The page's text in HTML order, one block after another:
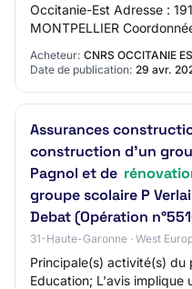
Occitanie-Est Adresse :
MONTPELLIER
Courriel :
Acheteur: CNRS OCCITANIE
Date de publication: 29 avr.
Assurances
construction d'un
Pagnol et de
groupe scolaire P
Debat (Opération
31-Haute-Garonne · West
Principale(s) activité(s) du
Education; L'avis implique